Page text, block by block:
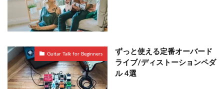
Guitar Talk for Beginners
ずっと使える定番オーバード
ライブ/ディストーションペダ
ル 4選